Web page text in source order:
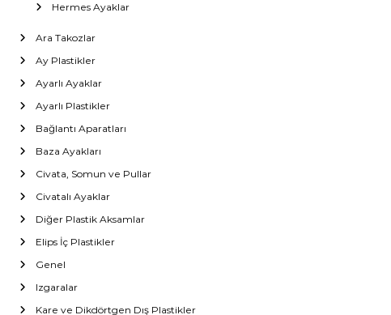
Hermes Ayaklar
Ara Takozlar
Ay Plastikler
Ayarlı Ayaklar
Ayarlı Plastikler
Bağlantı Aparatları
Baza Ayakları
Civata, Somun ve Pullar
Civatalı Ayaklar
Diğer Plastik Aksamlar
Elips İç Plastikler
Genel
Izgaralar
Kare ve Dikdörtgen Dış Plastikler